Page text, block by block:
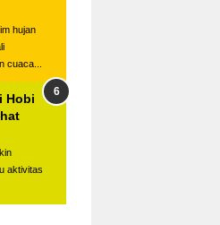
hujan
cuaca...
Hobi
aktivitas